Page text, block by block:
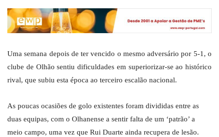
Uma semana depois de ter vencido o mesmo adversário por 5-1, o
clube de Olhão sentiu dificuldades em superiorizar-se ao histórico
rival, que subiu esta época ao terceiro escalão nacional.
As poucas ocasiões de golo existentes foram divididas entre as
duas equipas, com o Olhanense a sentir falta de um ‘patrão’ a
meio campo, uma vez que Rui Duarte ainda recupera de lesão.